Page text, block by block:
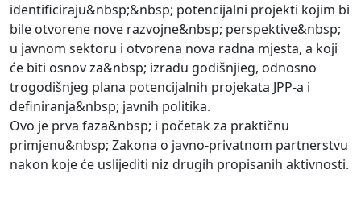
identificiraju&nbsp;&nbsp; potencijalni projekti kojim bi
bile otvorene nove razvojne&nbsp; perspektive&nbsp;
u javnom sektoru i otvorena nova radna mjesta, a koji
će biti osnov za&nbsp; izradu godišnjieg, odnosno
trogodišnjeg plana potencijalnih projekata JPP-a i
definiranja&nbsp; javnih politika.
Ovo je prva faza&nbsp; i početak za praktičnu
primjenu&nbsp; Zakona o javno-privatnom partnerstvu
nakon koje će uslijediti niz drugih propisanih aktivnosti.